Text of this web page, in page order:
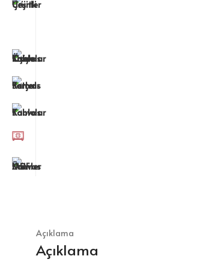
Açıklama
Açıklama